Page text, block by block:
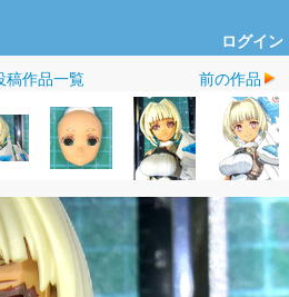
ログイン
稿作品一覧 前の作品